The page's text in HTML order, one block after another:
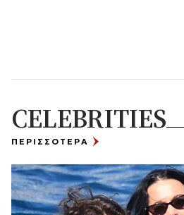
CELEBRITIES
ΠΕΡΙΣΣΟΤΕΡΑ